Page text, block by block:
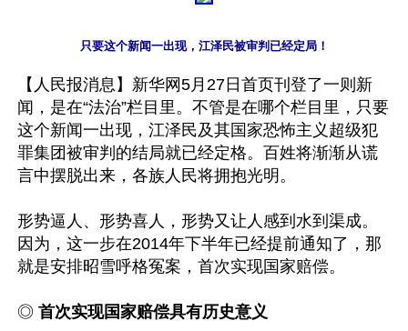
只要这个新闻一出现，江泽民被审判已经定局！
【人民报消息】新华网5月27日首页刊登了一则新
闻，是在“法治”栏目里。不管是在哪个栏目里，只要
这个新闻一出现，江泽民及其国家恐怖主义超级犯
罪集团被审判的结局就已经定格。百姓将渐渐从谎
言中摆脱出来，各族人民将拥抱光明。
形势逼人、形势喜人，形势又让人感到水到渠成。
因为，这一步在2014年下半年已经提前通知了，那
就是安排昭雪呼格冤案，首次实现国家赔偿。
◎ 首次实现国家赔偿具有历史意义